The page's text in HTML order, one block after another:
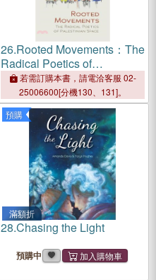
26.Rooted Movements：The
Radical Poetics of
Palestinian Space
若需訂購本書，請電洽客服 02-
25006600[分機130、131]。
預購
滿額折
28.Chasing the Light
預購中